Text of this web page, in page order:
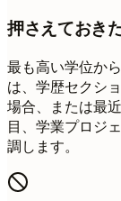
押さえておき
最も高い学位か
は、学歴セクシ
場合、または最
目、学業プロジ
調します。